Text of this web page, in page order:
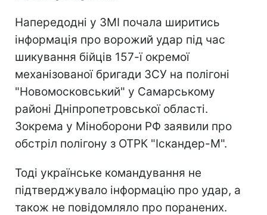
Напередодні у ЗМІ почала ширитись
інформація про ворожий удар під час
шикування бійців 157-ї окремої
механізованої бригади ЗСУ на полігоні
"Новомосковський" у Самарському
районі Дніпропетровської області.
Зокрема у Міноборони РФ заявили про
обстріл полігону з ОТРК "Іскандер-М".
Тоді українське командування не
підтверджувало інформацію про удар, а
також не повідомляло про поранених.